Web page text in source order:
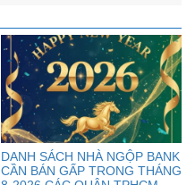
DANH SÁCH NHÀ NGỘP BANK
CẦN BÁN GẤP TRONG THÁNG